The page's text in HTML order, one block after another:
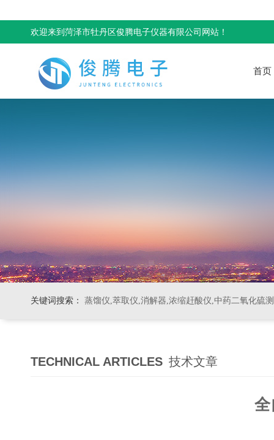
欢迎来到菏泽市牡丹区俊腾电子仪器有限公司网站！
首页
关键词搜索： 蒸馏仪,萃取仪,消解器,浓缩赶酸仪,中药二氧化硫
TECHNICAL ARTICLES 技术文章
全